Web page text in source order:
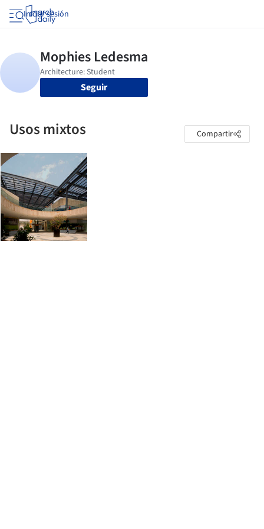
Iniciar sesión
Seguir
Usos mixtos Compartir